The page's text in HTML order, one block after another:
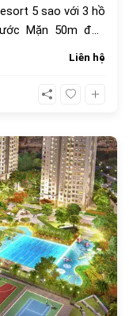
5 sao với 3 hồ
Mặn 50m độc
cao 600m. Vị trí
Liên hệ
970